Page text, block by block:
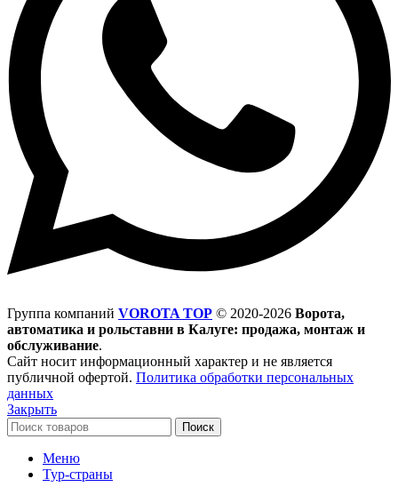
Группа компаний VOROTA TOP © 2020-2026 Ворота,
автоматика и рольставни в Калуге: продажа, монтаж и
обслуживание.
Сайт носит информационный характер и не является
публичной офертой. Политика обработки персональных
данных
Закрыть
Поиск
Меню
Тур-страны